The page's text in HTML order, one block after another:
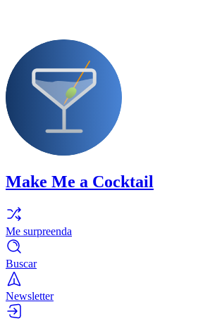
Make Me a Cocktail
Me surpreenda
Buscar
Newsletter